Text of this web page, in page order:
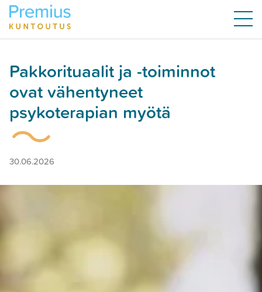
Pakkorituaalit ja -toiminnot
ovat vähentyneet
psykoterapian myötä
30.06.2026